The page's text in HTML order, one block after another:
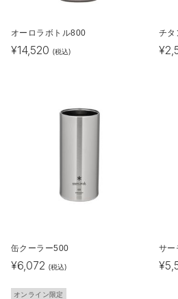
オーロラボトル800
¥14,520 (税込)
チタ
¥
缶クーラー500
¥6,072 (税込)
サー
¥
オンライン限定